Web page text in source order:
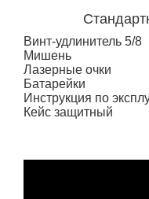
Винт-удлинитель 5/8
Мишень
Лазерные очки
Батарейки
Инструкция по
Кейс защитный